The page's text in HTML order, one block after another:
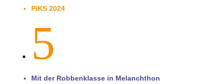
PiKS 2024
5
Mit der Robbenklasse in Melanchthon